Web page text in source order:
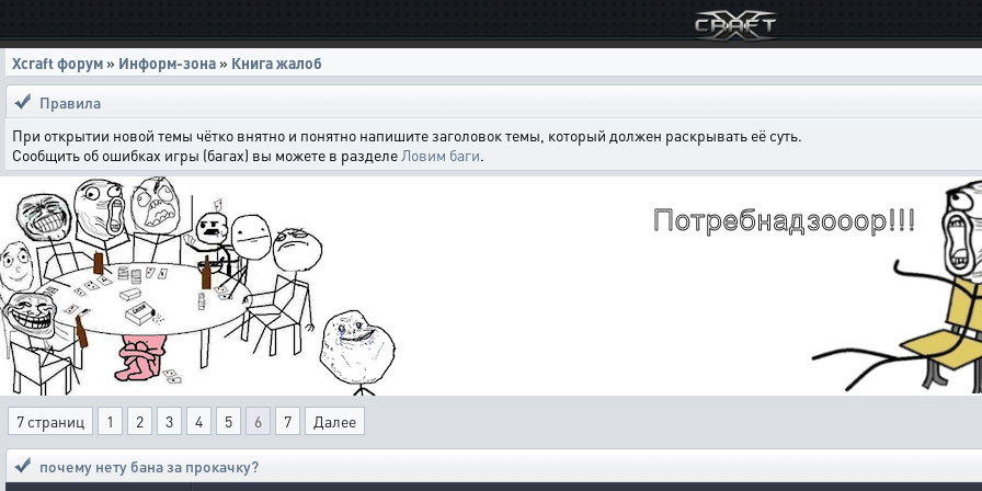
Xcraft форум » Информ-зона » Книга жалоб
Правила
При открытии новой темы чётко внятно и понятно напишите заголовок темы, который должен раскрывать её суть.
Сообщить об ошибках игры (багах) вы можете в разделе Ловим баги.
7 страниц 1 2 3 4 5 6 7 Далее
почему нету бана за прокачку?